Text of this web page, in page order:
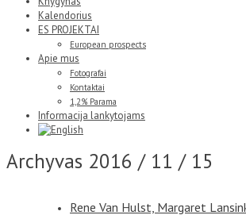
Kalendorius
ES PROJEKTAI
European prospects
Apie mus
Fotografai
Kontaktai
1,2% Parama
Informacija lankytojams
Archyvas 2016 / 11 / 15
Rene Van Hulst, Margaret